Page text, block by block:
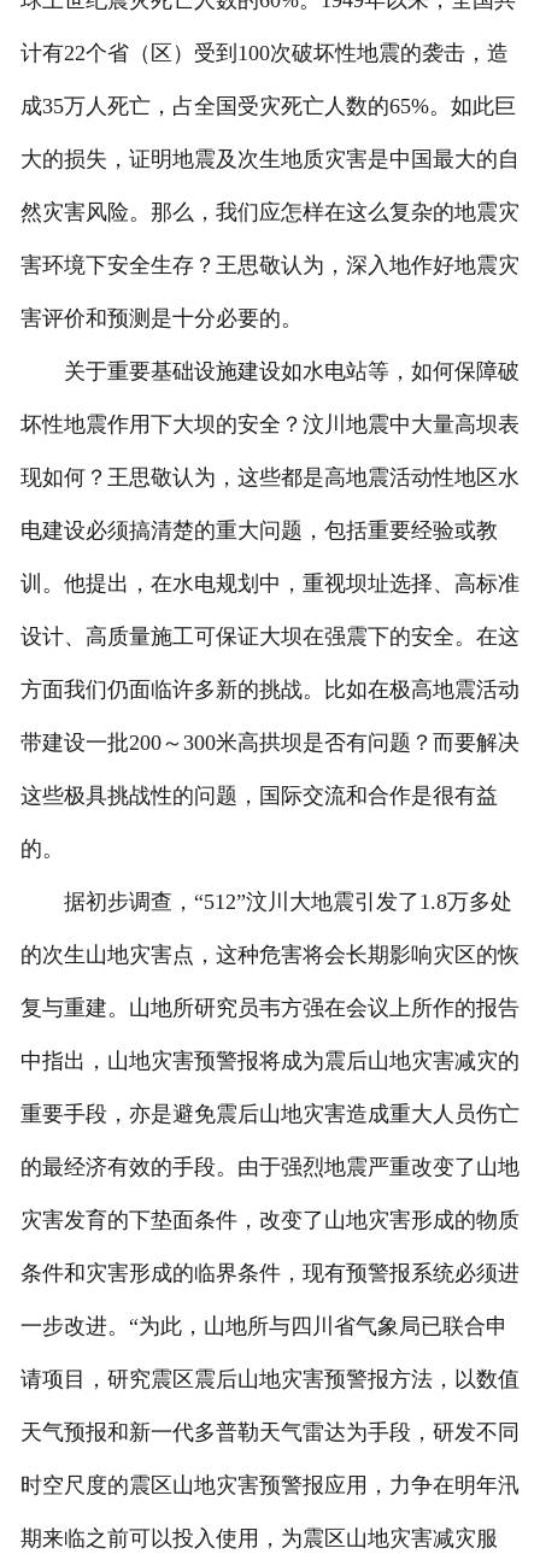
计有22个省（区）受到100次破坏性地震的袭击，造
成35万人死亡，占全国受灾死亡人数的65%。如此巨
大的损失，证明地震及次生地质灾害是中国最大的自
然灾害风险。那么，我们应怎样在这么复杂的地震灾
害环境下安全生存？王思敬认为，深入地作好地震灾
害评价和预测是十分必要的。
关于重要基础设施建设如水电站等，如何保障破
坏性地震作用下大坝的安全？汶川地震中大量高坝表
现如何？王思敬认为，这些都是高地震活动性地区水
电建设必须搞清楚的重大问题，包括重要经验或教
训。他提出，在水电规划中，重视坝址选择、高标准
设计、高质量施工可保证大坝在强震下的安全。在这
方面我们仍面临许多新的挑战。比如在极高地震活动
带建设一批200～300米高拱坝是否有问题？而要解决
这些极具挑战性的问题，国际交流和合作是很有益
的。
据初步调查，“512”汶川大地震引发了1.8万多处
的次生山地灾害点，这种危害将会长期影响灾区的恢
复与重建。山地所研究员韦方强在会议上所作的报告
中指出，山地灾害预警报将成为震后山地灾害减灾的
重要手段，亦是避免震后山地灾害造成重大人员伤亡
的最经济有效的手段。由于强烈地震严重改变了山地
灾害发育的下垫面条件，改变了山地灾害形成的物质
条件和灾害形成的临界条件，现有预警报系统必须进
一步改进。“为此，山地所与四川省气象局已联合申
请项目，研究震区震后山地灾害预警报方法，以数值
天气预报和新一代多普勒天气雷达为手段，研发不同
时空尺度的震区山地灾害预警报应用，力争在明年汛
期来临之前可以投入使用，为震区山地灾害减灾服